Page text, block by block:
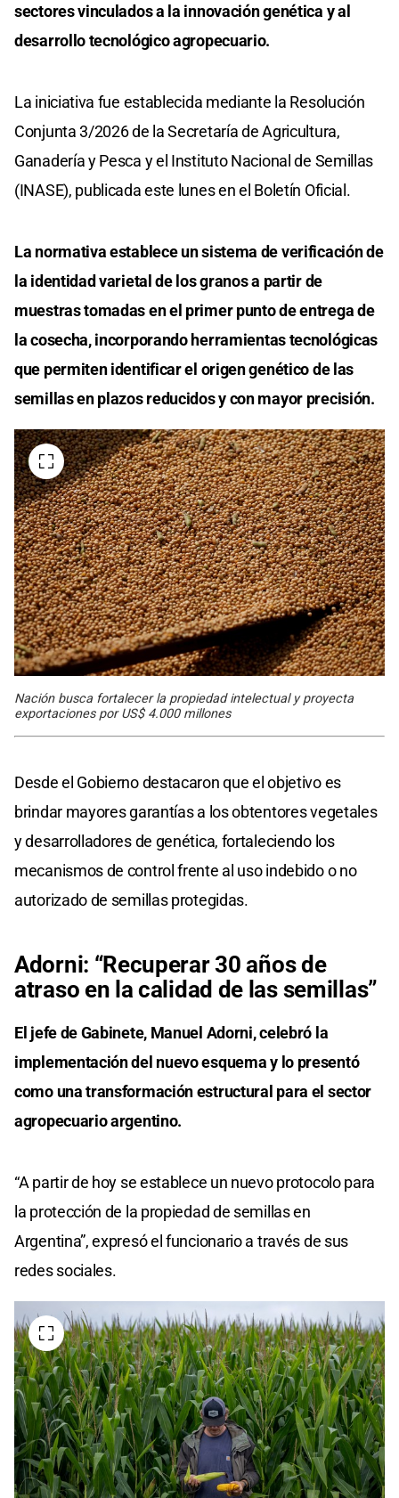
sectores vinculados a la innovación genética y al
desarrollo tecnológico agropecuario.
La iniciativa fue establecida mediante la Resolución
Conjunta 3/2026 de la Secretaría de Agricultura,
Ganadería y Pesca y el Instituto Nacional de Semillas
(INASE), publicada este lunes en el Boletín Oficial.
La normativa establece un sistema de verificación de
la identidad varietal de los granos a partir de
muestras tomadas en el primer punto de entrega de
la cosecha, incorporando herramientas tecnológicas
que permiten identificar el origen genético de las
semillas en plazos reducidos y con mayor precisión.
Nación busca fortalecer la propiedad intelectual y proyecta
exportaciones por US$ 4.000 millones
Desde el Gobierno destacaron que el objetivo es
brindar mayores garantías a los obtentores vegetales
y desarrolladores de genética, fortaleciendo los
mecanismos de control frente al uso indebido o no
autorizado de semillas protegidas.
Adorni: “Recuperar 30 años de
atraso en la calidad de las semillas”
El jefe de Gabinete, Manuel Adorni, celebró la
implementación del nuevo esquema y lo presentó
como una transformación estructural para el sector
agropecuario argentino.
“A partir de hoy se establece un nuevo protocolo para
la protección de la propiedad de semillas en
Argentina”, expresó el funcionario a través de sus
redes sociales.